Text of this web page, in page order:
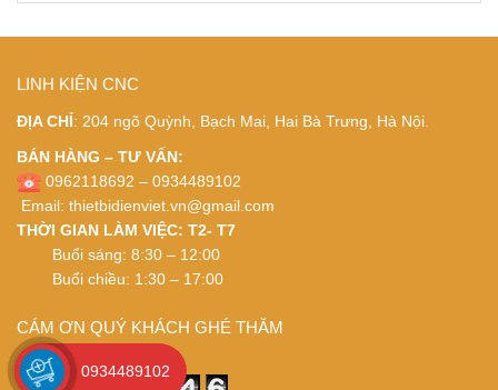
LINH KIỆN CNC
ĐỊA CHỈ: 204 ngõ Quỳnh, Bạch Mai, Hai Bà Trưng, Hà Nội.
BÁN HÀNG – TƯ VẤN:
0962118692 – 0934489102
Email: thietbidienviet.vn@gmail.com
THỜI GIAN LÀM VIỆC: T2- T7
Buổi sáng: 8:30 – 12:00
Buổi chiều: 1:30 – 17:00
CÁM ƠN QUÝ KHÁCH GHÉ THĂM
0934489102